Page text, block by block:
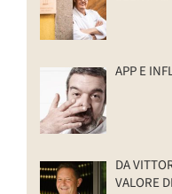
APP E
DA
VALORE